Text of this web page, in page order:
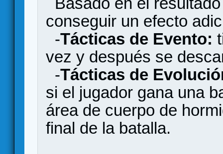
conseguir un efecto
-Tácticas de Evento:
vez y después se
-Tácticas de
si el jugador gana una
área de cuerpo de
final de la batalla.